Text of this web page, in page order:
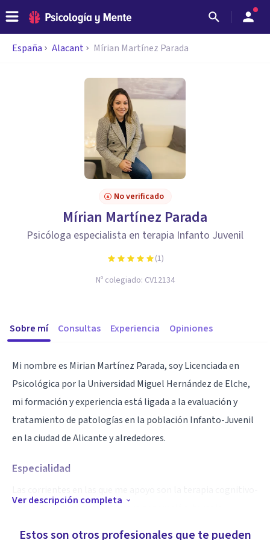
España Alacant Mírian Martínez Parada
No verificado
Mírian Martínez Parada
Psicóloga especialista en terapia Infanto Juvenil
(1)
Nº colegiado: CV12134
Sobre mí Consultas Experiencia Opiniones
Mi nombre es Mirian Martínez Parada, soy Licenciada en
Psicológica por la Universidad Miguel Hernández de Elche,
mi formación y experiencia está ligada a la evaluación y
tratamiento de patologías en la población Infanto-Juvenil
en la ciudad de Alicante y alrededores.
Especialidad
conductual, terapias de tercera generación, terapia
Ver descripción completa
Estos son otros profesionales que te pueden